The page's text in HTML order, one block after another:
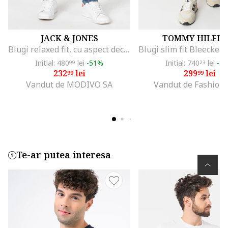
JACK & JONES
Blugi relaxed fit, cu aspect decolorat Mike, Albastru
Initial: 48099 lei -51%
23299lei
Vandut de MODIVO SA
TOMMY
Initial: 74023 lei -
29999lei
Vandut de Fashion
Te-ar putea interesa